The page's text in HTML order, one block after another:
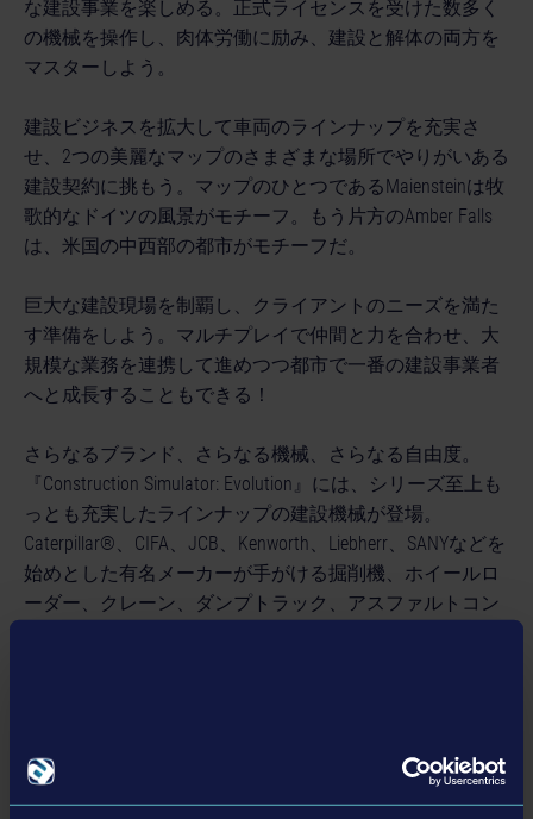
な建設事業を楽しめる。正式ライセンスを受けた数多く
の機械を操作し、肉体労働に励み、建設と解体の両方を
マスターしよう。
建設ビジネスを拡大して車両のラインナップを充実さ
せ、2つの美麗なマップのさまざまな場所でやりがいある
建設契約に挑もう。マップのひとつであるMaiensteinは牧
歌的なドイツの風景がモチーフ。もう片方のAmber Falls
は、米国の中西部の都市がモチーフだ。
巨大な建設現場を制覇し、クライアントのニーズを満た
す準備をしよう。マルチプレイで仲間と力を合わせ、大
規模な業務を連携して進めつつ都市で一番の建設事業者
へと成長することもできる！
さらなるブランド、さらなる機械、さらなる自由度。
『Construction Simulator: Evolution』には、シリーズ至上も
っとも充実したラインナップの建設機械が登場。
Caterpillar®、CIFA、JCB、Kenworth、Liebherr、SANYなどを
始めとした有名メーカーが手がける掘削機、ホイールロ
ーダー、クレーン、ダンプトラック、アスファルトコン
有名ブランドに加えて世界中の一流メーカーがライセン
サーとなったことで、ラインナップがかつてないほど充
実。また、今作ではAmmann、Sennebogen、そしてVolvo